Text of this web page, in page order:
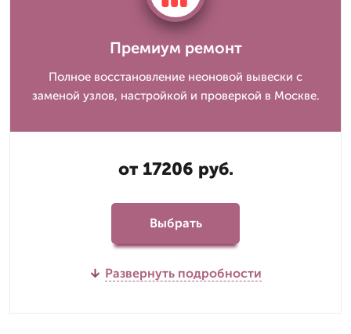
Премиум ремонт
Полное восстановление неоновой вывески с
заменой узлов, настройкой и проверкой в Москве.
от 17206 руб.
Выбрать
Развернуть подробности